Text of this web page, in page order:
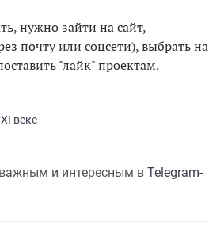
нужно зайти на сайт,
почту или соцсети), выбрать на
"лайк" проектам.
веке
и интересным в Telegram-